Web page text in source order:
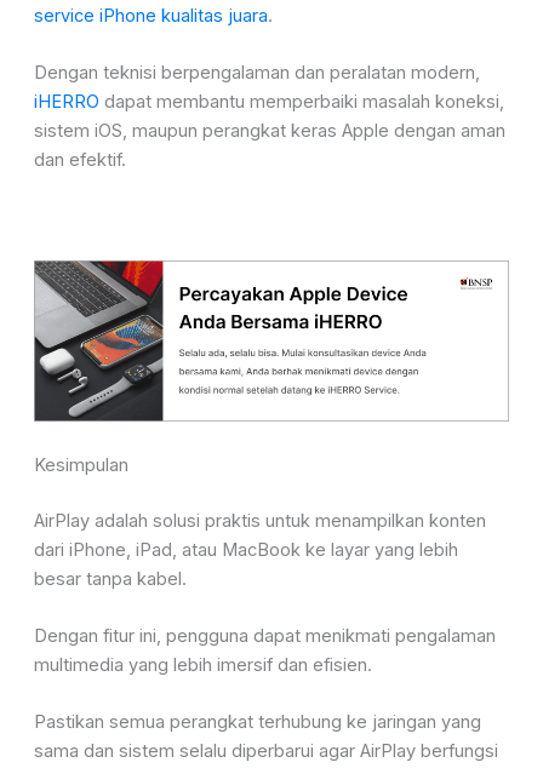
service iPhone kualitas juara.
Dengan teknisi berpengalaman dan peralatan modern,
iHERRO dapat membantu memperbaiki masalah koneksi,
sistem iOS, maupun perangkat keras Apple dengan aman
dan efektif.
Kesimpulan
AirPlay adalah solusi praktis untuk menampilkan konten
dari iPhone, iPad, atau MacBook ke layar yang lebih
besar tanpa kabel.
Dengan fitur ini, pengguna dapat menikmati pengalaman
multimedia yang lebih imersif dan efisien.
Pastikan semua perangkat terhubung ke jaringan yang
sama dan sistem selalu diperbarui agar AirPlay berfungsi